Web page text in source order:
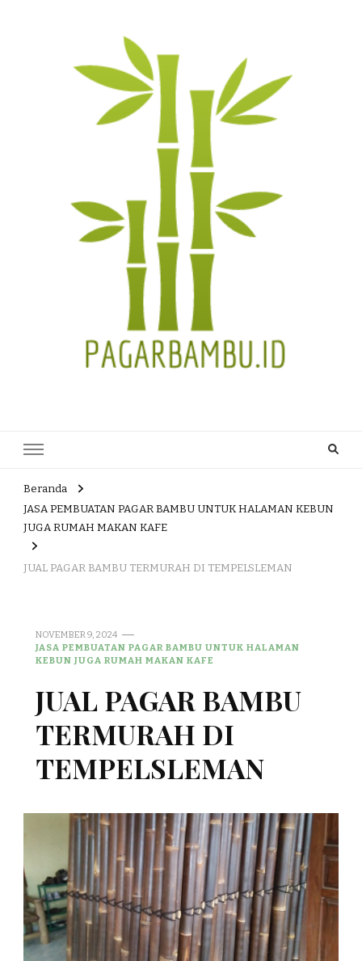
PAGAR BAMBU WULUNG
ATAU BAMBU HITAM
Beranda
JASA PEMBUATAN PAGAR BAMBU UNTUK HALAMAN KEBUN
JUGA RUMAH MAKAN KAFE
JUAL PAGAR BAMBU TERMURAH DI TEMPELSLEMAN
NOVEMBER 9, 2024
JASA PEMBUATAN PAGAR BAMBU UNTUK HALAMAN
KEBUN JUGA RUMAH MAKAN KAFE
JUAL PAGAR BAMBU
TERMURAH DI
TEMPELSLEMAN